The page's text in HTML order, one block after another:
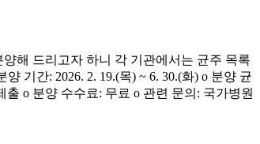
해 드리고자 하니 각 기관에서는 균주 목록
기간: 2026. 2. 19.(목) ~ 6. 30.(화) o 분양 균
o 분양 수수료: 무료 o 관련 문의: 국가병원